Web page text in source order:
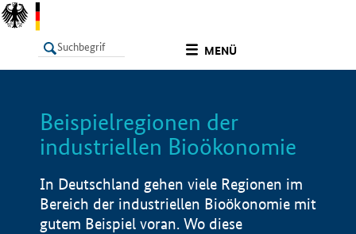
MENÜ
LISTE
Beispielregionen der
industriellen Bioökonomie
In Deutschland gehen viele Regionen im
Bereich der industriellen Bioökonomie mit
gutem Beispiel voran. Wo diese